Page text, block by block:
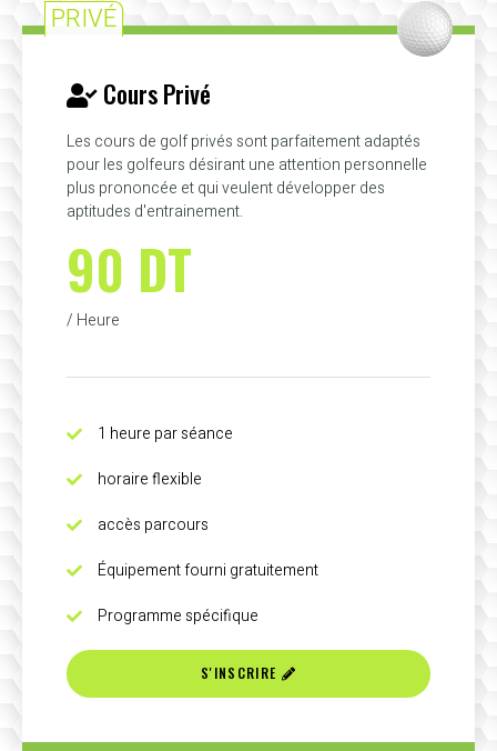
PRIVÉ
Cours Privé
Les cours de golf privés sont parfaitement adaptés
pour les golfeurs désirant une attention personnelle
plus prononcée et qui veulent développer des
aptitudes d'entrainement.
90 DT
/ Heure
1 heure par séance
horaire flexible
accès parcours
Équipement fourni gratuitement
Programme spécifique
S'INSCRIRE